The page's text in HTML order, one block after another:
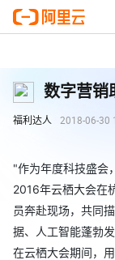
数字营销
福利达人 2018-06-30
"作为年度科技盛会
2016年云栖大会在
员奔赴现场，共同
据、人工智能蓬勃发
在云栖大会期间，